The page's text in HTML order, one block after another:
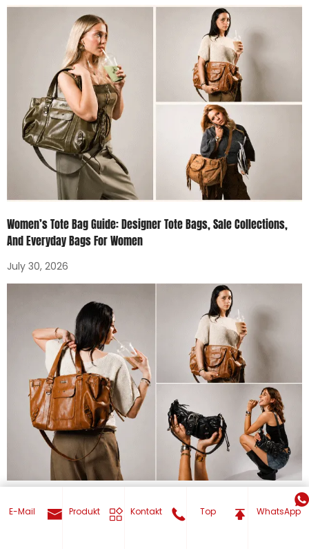
Women’s Tote Bag Guide: Designer Tote Bags, Sale Collections,
And Everyday Bags For Women
July 30, 2026
Promotional Totes
E-Mail Produkt Kontakt Top WhatsApp